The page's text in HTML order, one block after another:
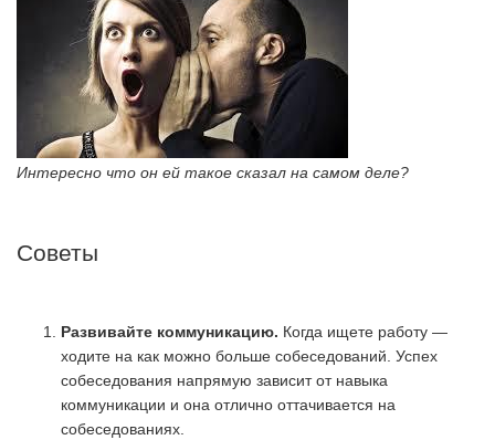
Интересно что он ей такое сказал на самом деле?
Советы
Развивайте коммуникацию. Когда ищете работу —
ходите на как можно больше собеседований. Успех
собеседования напрямую зависит от навыка
коммуникации и она отлично оттачивается на
собеседованиях.